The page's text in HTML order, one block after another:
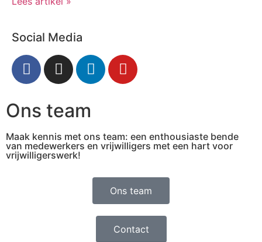
Social Media
Ons team
Maak kennis met ons team: een enthousiaste bende
van medewerkers en vrijwilligers met een hart voor
vrijwilligerswerk!
Ons team
Contact